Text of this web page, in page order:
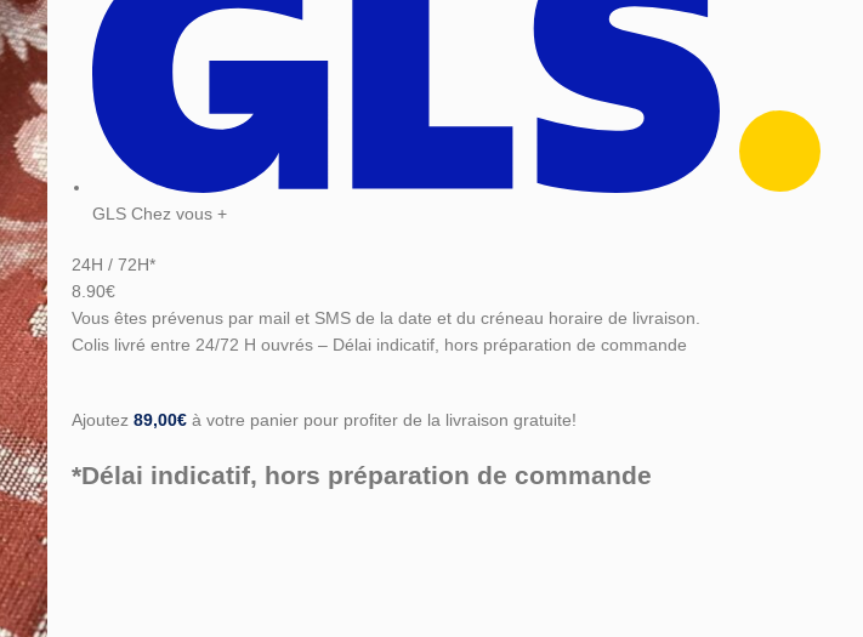
GLS Chez vous +
24H / 72H*
8.90€
Vous êtes prévenus par mail et SMS de la date et du créneau horaire de livraison.
Colis livré entre 24/72 H ouvrés – Délai indicatif, hors préparation de commande
Ajoutez 89,00€ à votre panier pour profiter de la livraison gratuite!
*Délai indicatif, hors préparation de commande